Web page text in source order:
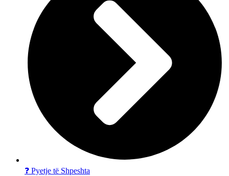
❓ Pyetje të Shpeshta